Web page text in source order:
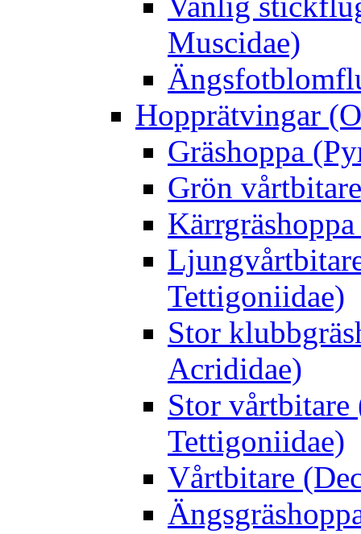
Muscidae)
Hopprätvingar
Gräshoppa
Grön
Tettigoniidae)
Stor
Acrididae)
Stor
Tettigoniidae)
Vårtbitare